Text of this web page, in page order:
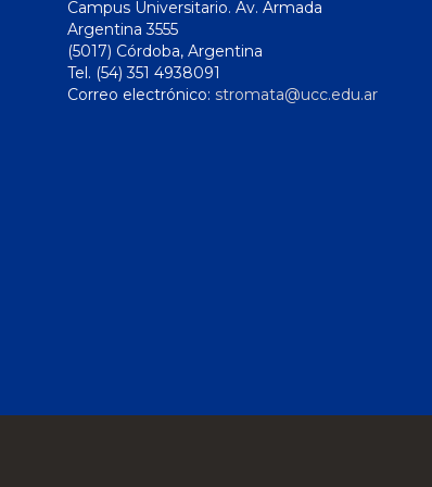
Campus Universitario. Av. Armada
Argentina 3555
(5017) Córdoba, Argentina
Tel. (54) 351 4938091
Correo electrónico: stromata@ucc.edu.ar